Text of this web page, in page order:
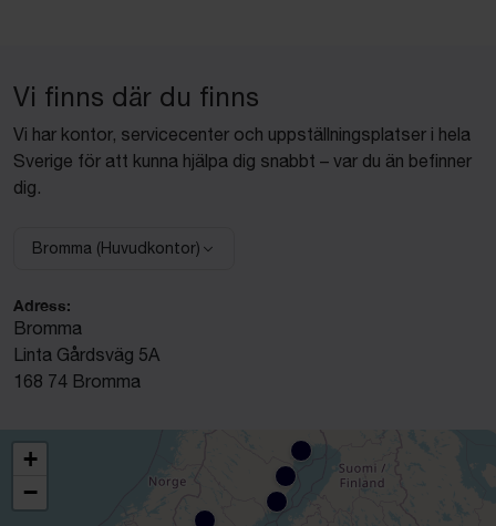
Vi finns där du finns
Vi har kontor, servicecenter och uppställningsplatser i hela
Sverige för att kunna hjälpa dig snabbt – var du än befinner
dig.
Välj anläggning:
Bromma (Huvudkontor)
Adress:
Bromma
Linta Gårdsväg 5A
168 74 Bromma
+
−